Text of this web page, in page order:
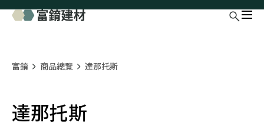
富錥 商品總覽 達那托斯
達那托斯